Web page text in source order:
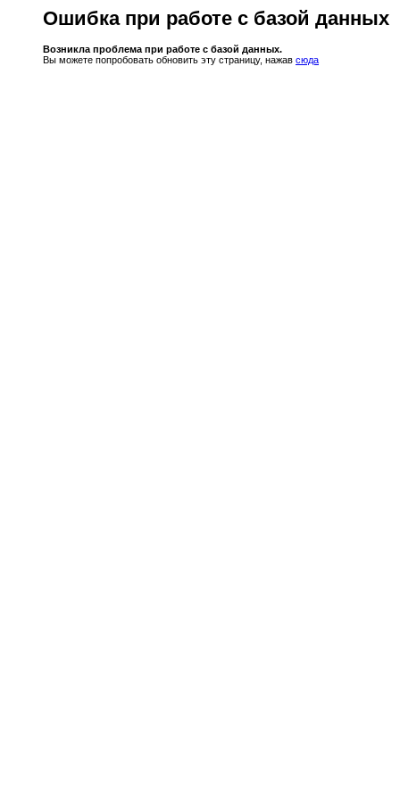
Ошибка при работе с базой данных
Возникла проблема при работе с базой данных.
Вы можете попробовать обновить эту страницу, нажав сюда